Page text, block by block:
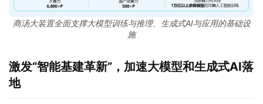
商汤大装置全面支撑大模型训练与推理、生成式AI与应用的基础设
施
激发“智能基建革新”，加速大模型和生成式AI落
地